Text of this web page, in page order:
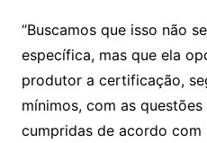
“Buscamos que isso não
específica, mas que ela
produtor a certificação,
mínimos, com as
cumpridas de acordo